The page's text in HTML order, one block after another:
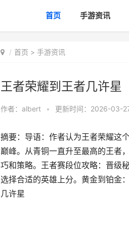
首页 手游资讯
首页 > 手游资讯
王者荣耀到王者几许星
作者： albert • 更新时间：2026-03-
摘要：导语：作者认为王者荣耀这
巅峰。从青铜一直升至最高的王者
巧和策略。王者赛段位攻略：晋级
选择合适的英雄上分。黄金到铂金
几许星